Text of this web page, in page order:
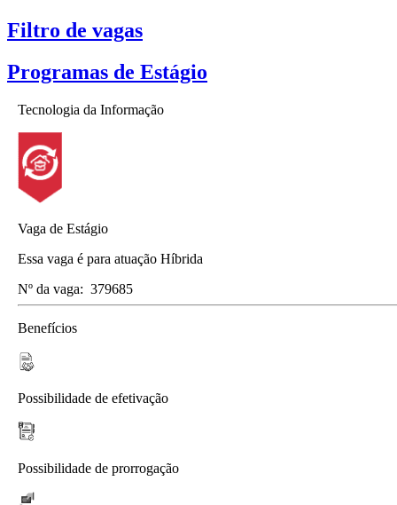
Filtro de vagas
Programas de Estágio
Tecnologia da Informação
Vaga de Estágio
Essa vaga é para atuação Híbrida
Nº da vaga: 379685
Benefícios
Possibilidade de efetivação
Possibilidade de prorrogação